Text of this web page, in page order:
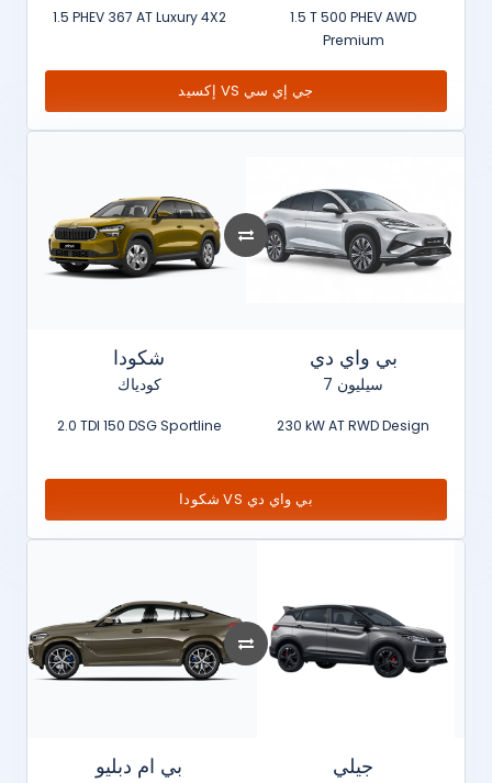
1.5 PHEV 367 AT Luxury 4X2
1.5 T 500 PHEV AWD
Premium
إكسيد VS جي إي سي
شكودا
كودياك
2.0 TDI 150 DSG Sportline
بي واي دي
سيليون 7
230 kW AT RWD Design
شكودا VS بي واي دي
بي ام دبليو جيلي